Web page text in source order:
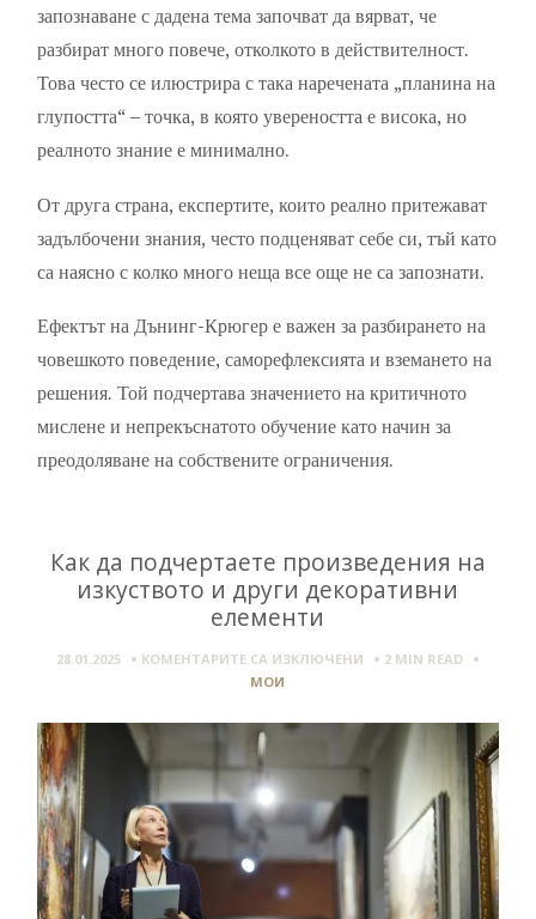
запознаване с дадена тема започват да вярват, че
разбират много повече, отколкото в действителност.
Това често се илюстрира с така наречената „планина на
глупостта“ – точка, в която увереността е висока, но
реалното знание е минимално.
От друга страна, експертите, които реално притежават
задълбочени знания, често подценяват себе си, тъй като
са наясно с колко много неща все още не са запознати.
Ефектът на Дънинг-Крюгер е важен за разбирането на
човешкото поведение, саморефлексията и вземането на
решения. Той подчертава значението на критичното
мислене и непрекъснатото обучение като начин за
преодоляване на собствените ограничения.
Как да подчертаете произведения на
изкуството и други декоративни
елементи
28.01.2025 КОМЕНТАРИТЕ СА ИЗКЛЮЧЕНИЗА
ПОДЧЕРТАЕТЕ
ПРОИЗВЕДЕНИЯ
НА
ИЗКУСТВОТО
ДРУГИ
ДЕКОРАТИВНИ
ЕЛЕМЕНТИ
2 MIN READ
МОИ